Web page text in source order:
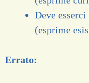
Deve
(esprime
Errato: